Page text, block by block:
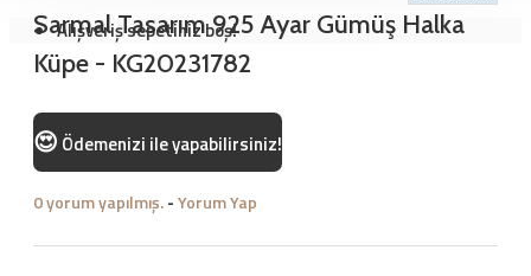
Alışveriş sepetiniz boş!
Sarmal Tasarım 925 Ayar Gümüş Halka
Küpe - KG20231782
😍 Ödemenizi ile yapabilirsiniz!
0 yorum yapılmış.-Yorum Yap